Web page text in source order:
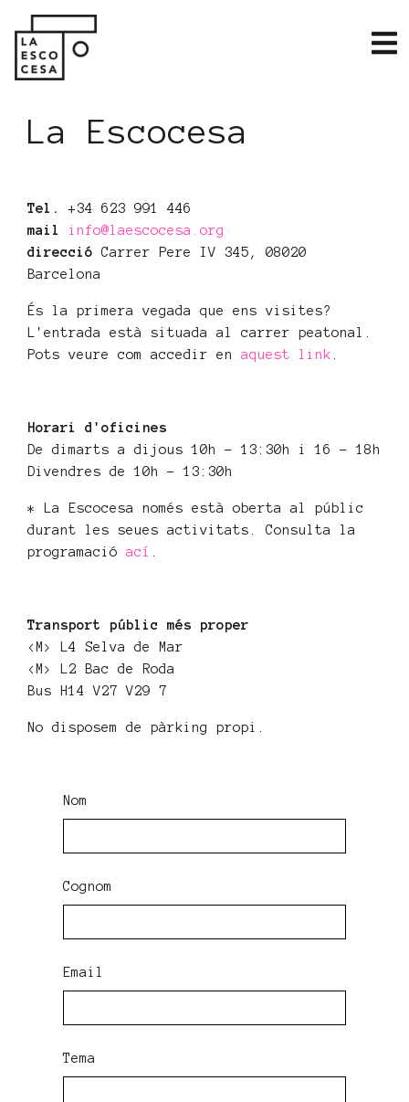
La Escocesa
Tel.
+34 623 991 446
mail info@laescocesa.org
direccióCarrer Pere IV 345, 08020
Barcelona
És la primera vegada que ens visites?
L'entrada està situada al carrer peatonal.
Pots veure com accedir en aquest link
Horari d'oficines
De dimarts a dijous 10h - 13:30h i 16 - 18h
Divendres de 10h - 13:30h
* La Escocesa només està oberta al públic
durant les seues activitats. Consulta la
programació ací
Transport públic més proper
<M> L4 Selva de Mar
<M> L2 Bac de Roda
Bus H14 V27 V29 7
No disposem de pàrking propi.
Nom
Cognom
Email
Tema